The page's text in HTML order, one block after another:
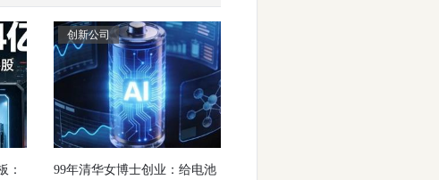
：
创新公司
99年清华女博士创业：给电池